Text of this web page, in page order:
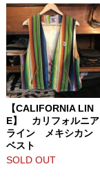
【CALIFORNIA LIN
E】 カリフォルニア
ライン メキシカン
ベスト
SOLD OUT